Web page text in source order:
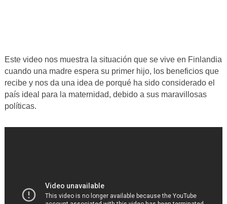
Este video nos muestra la situación que se vive en Finlandia
cuando una madre espera su primer hijo, los beneficios que
recibe y nos da una idea de porqué ha sido considerado el
país ideal para la maternidad, debido a sus maravillosas
políticas.